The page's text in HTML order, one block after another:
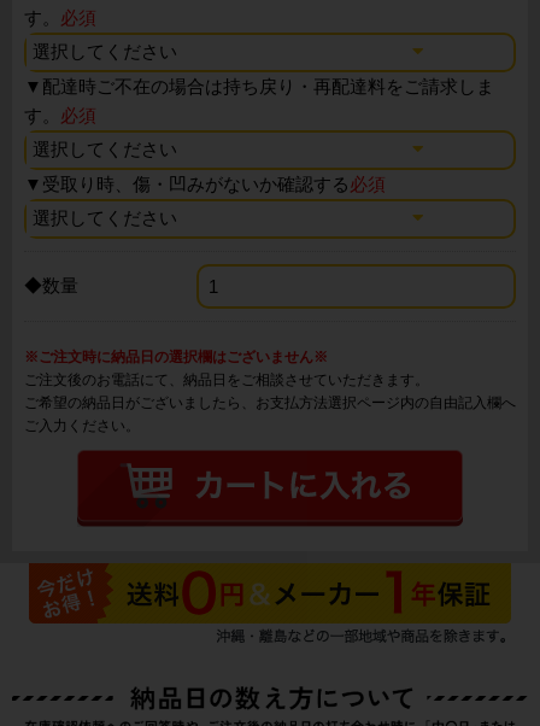
す。 必須
▼ 配達時ご不在の場合は持ち戻り・再配達料をご請求しま
す。 必須
▼ 受取り時、傷・凹みがないか確認する必須
◆数量
※ご注文時に納品日の選択欄はございません※
ご注文後のお電話にて、納品日をご相談させていただきます。
ご希望の納品日がございましたら、お支払方法選択ページ内の自由記入欄へ
ご入力ください。